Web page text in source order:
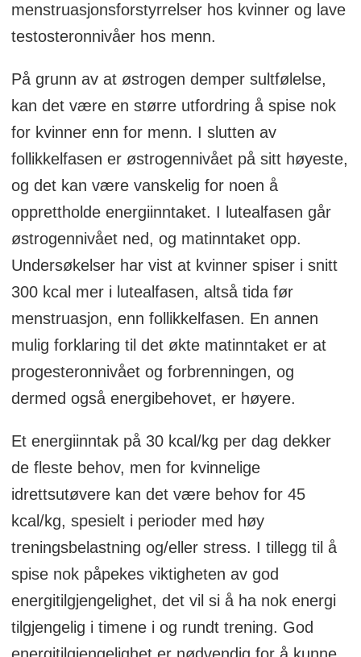
menstruasjonsforstyrrelser hos kvinner og lave
testosteronnivåer hos menn.
På grunn av at østrogen demper sultfølelse,
kan det være en større utfordring å spise nok
for kvinner enn for menn. I slutten av
follikkelfasen er østrogennivået på sitt høyeste,
og det kan være vanskelig for noen å
opprettholde energiinntaket. I lutealfasen går
østrogennivået ned, og matinntaket opp.
Undersøkelser har vist at kvinner spiser i snitt
300 kcal mer i lutealfasen, altså tida før
menstruasjon, enn follikkelfasen. En annen
mulig forklaring til det økte matinntaket er at
progesteronnivået og forbrenningen, og
dermed også energibehovet, er høyere.
Et energiinntak på 30 kcal/kg per dag dekker
de fleste behov, men for kvinnelige
idrettsutøvere kan det være behov for 45
kcal/kg, spesielt i perioder med høy
treningsbelastning og/eller stress. I tillegg til å
spise nok påpekes viktigheten av god
energitilgjengelighet, det vil si å ha nok energi
tilgjengelig i timene i og rundt trening. God